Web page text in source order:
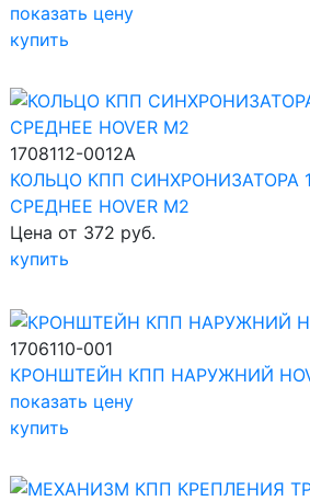
показать цену
купить
1708112-0012A
КОЛЬЦО КПП СИНХРОНИЗАТОРА
СРЕДНЕЕ HOVER M2
Цена от 372 руб.
купить
1706110-001
КРОНШТЕЙН КПП НАРУЖНИЙ
показать цену
купить